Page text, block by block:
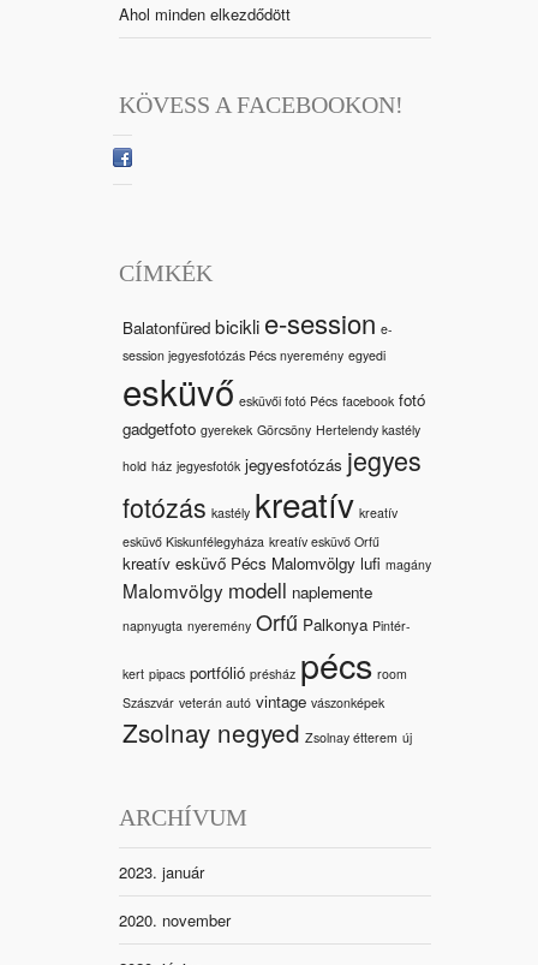
Ahol minden elkezdődött
KÖVESS A FACEBOOKON!
CÍMKÉK
Balatonfüred bicikli e-session e-
session jegyesfotózás Pécs nyeremény egyedi
esküvő esküvői fotó Pécs facebook fotó
gadgetfoto gyerekek Görcsöny Hertelendy kastély
hold ház jegyesfotók jegyesfotózás jegyes
fotózás kastély kreatív kreatív
esküvő Kiskunfélegyháza kreatív esküvő Orfű
kreatív esküvő Pécs Malomvölgy lufi magány
Malomvölgy modell naplemente
napnyugta nyeremény Orfű Palkonya Pintér-
kert pipacs portfólió présház pécs room
Szászvár veterán autó vintage vászonképek
Zsolnay negyed Zsolnay étterem új
ARCHÍVUM
2023. január
2020. november